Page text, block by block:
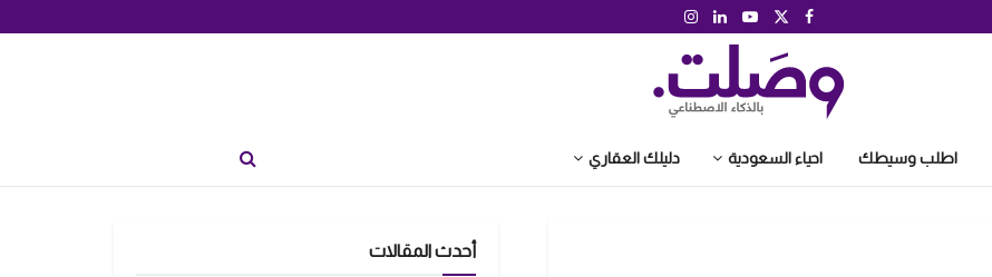
اطلب وسيطك احياء السعودية دليلك العقاري
أحدث المقالات